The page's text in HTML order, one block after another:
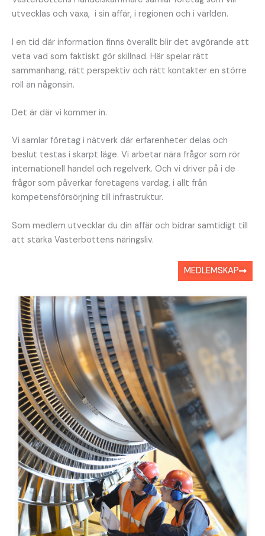
utvecklas och växa, i sin affär, i regionen och i världen.
I en tid där information finns överallt blir det avgörande att
veta vad som faktiskt gör skillnad. Här spelar rätt
sammanhang, rätt perspektiv och rätt kontakter en större
roll än någonsin.
Det är där vi kommer in.
Vi samlar företag i nätverk där erfarenheter delas och
beslut testas i skarpt läge. Vi arbetar nära frågor som rör
internationell handel och regelverk. Och vi driver på i de
frågor som påverkar företagens vardag, i allt från
kompetensförsörjning till infrastruktur.
Som medlem utvecklar du din affär och bidrar samtidigt till
att stärka Västerbottens näringsliv.
MEDLEMSKAP